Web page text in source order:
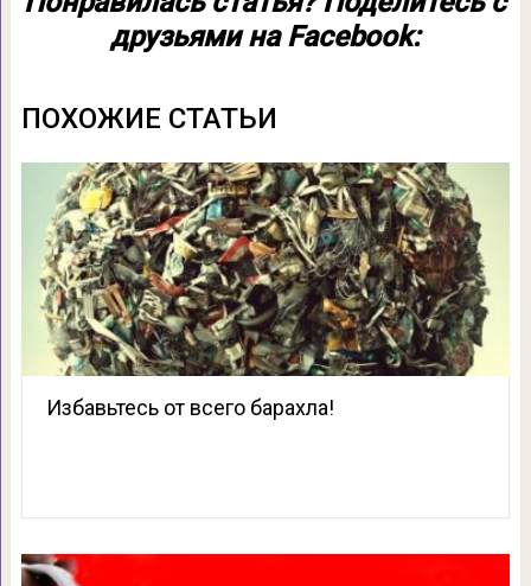
друзьями на Facebook:
ПОХОЖИЕ СТАТЬИ
Избавьтесь от всего барахла!